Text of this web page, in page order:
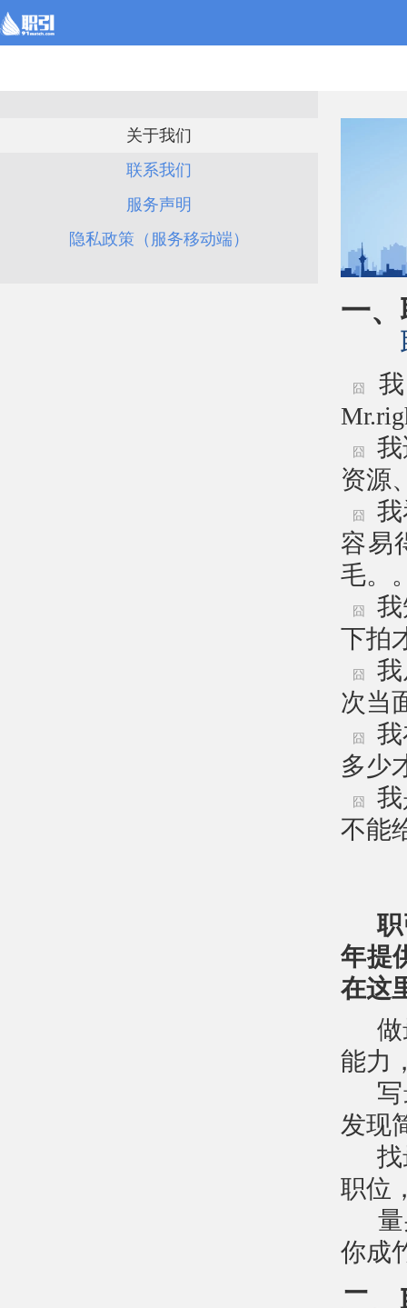
关于我们
联系我们
服务声明
隐私政策（服务移动端）
一
囧
囧
资源
囧
容易
毛。
囧
下拍
囧
次当
囧
多少
囧
不能
年提
在这
能力
发现
职位
你成